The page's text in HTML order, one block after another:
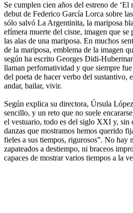
Se cumplen cien años del estreno de ‘El
debut de Federico García Lorca sobre
sólo salvó La Argentinita, la mariposa
efímera muerte del cisne, imagen que
las alas de una mariposa. En muchos
de la mariposa, emblema de la imagen
según ha escrito Georges Didi-
llaman perfomatividad y que siempre
del poeta de hacer verbo del sustantivo,
andar, bailar, vivir.
Según explica su directora, Úrsula
sencillo, y un reto que no suele
el vestuario, todo es del siglo XXI y, sin
danzas que mostramos hemos querido
fieles a sus tiempos, rigurosos”. No hay
zapateados a destiempo, ni braceos
capaces de mostrar varios tiempos a la